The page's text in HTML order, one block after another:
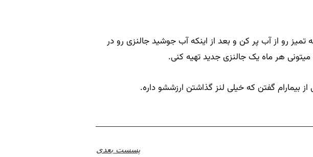
رو از آب پر کن و بعد از اینکه آب جوشید جالنزی رو در
بیمارام گفتن که خیلی لنز گذاشتن ارزششو داره.
پسست بعدی